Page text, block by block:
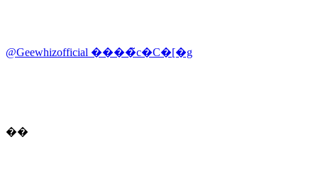
@Geewhizofficial ����̃c�C�[�g
��